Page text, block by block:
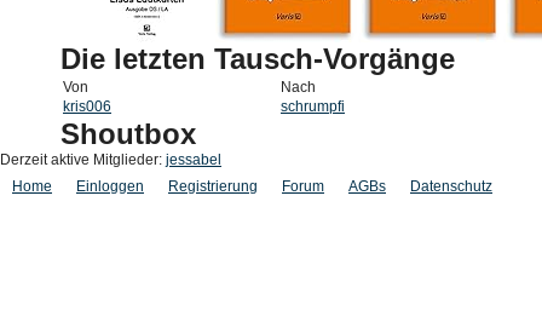
Die letzten Tausch-Vorgänge
Von
Nach
kris006
schrumpfi
Shoutbox
Derzeit aktive Mitglieder: jessabel
Home
Einloggen Registrierung Forum AGBs Datenschutz